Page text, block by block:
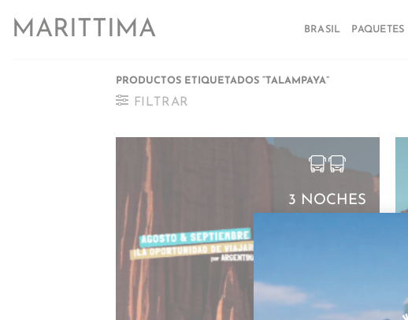
MARITTIMA BRASIL
PRODUCTOS ETIQUETADOS “TALAMPAYA”
FILTRAR
3 NOCHES
UNICO –